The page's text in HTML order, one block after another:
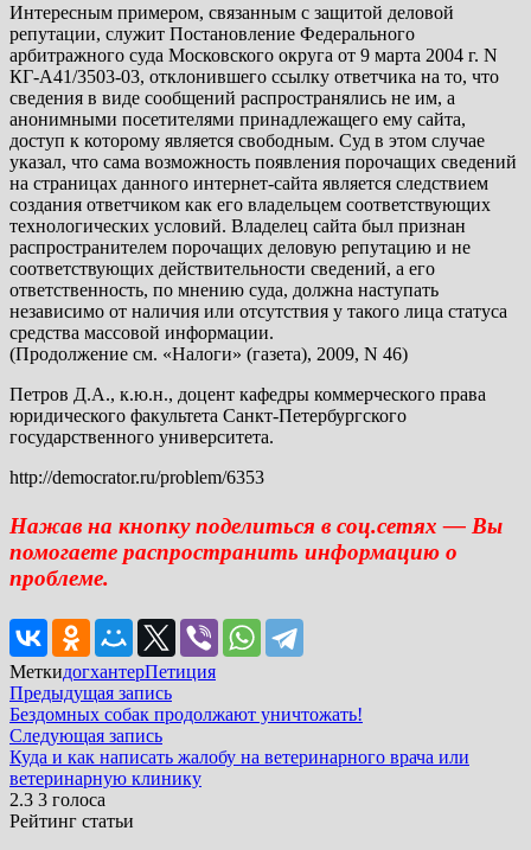
Интересным примером, связанным с защитой деловой
репутации, служит Постановление Федерального
арбитражного суда Московского округа от 9 марта 2004 г. N
КГ-А41/3503-03, отклонившего ссылку ответчика на то, что
сведения в виде сообщений распространялись не им, а
анонимными посетителями принадлежащего ему сайта,
доступ к которому является свободным. Суд в этом случае
указал, что сама возможность появления порочащих сведений
на страницах данного интернет-сайта является следствием
создания ответчиком как его владельцем соответствующих
технологических условий. Владелец сайта был признан
распространителем порочащих деловую репутацию и не
соответствующих действительности сведений, а его
ответственность, по мнению суда, должна наступать
независимо от наличия или отсутствия у такого лица статуса
средства массовой информации.
(Продолжение см. «Налоги» (газета), 2009, N 46)
Петров Д.А., к.ю.н., доцент кафедры коммерческого права
юридического факультета Санкт-Петербургского
государственного университета.
http://democrator.ru/problem/6353
Нажав на кнопку поделиться в соц.сетях — Вы
помогаете распространить информацию о
проблеме.
МеткидогхантерПетиция
Навигация
по
записям
Предыдущая записьПредыдущая
запись:
Бездомных собак продолжают уничтожать!
Следующая записьСледующая
запись:
Куда и как написать жалобу на ветеринарного врача или
ветеринарную клинику
2.3 3 голоса
Рейтинг статьи